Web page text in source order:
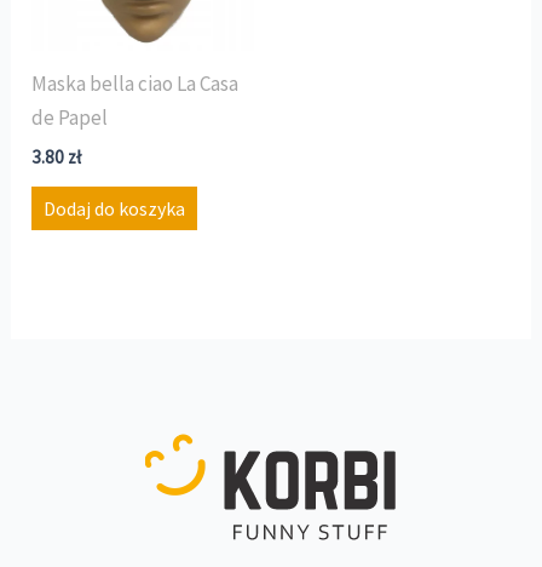
Maska bella ciao La Casa
de Papel
3.80 zł
Dodaj do koszyka